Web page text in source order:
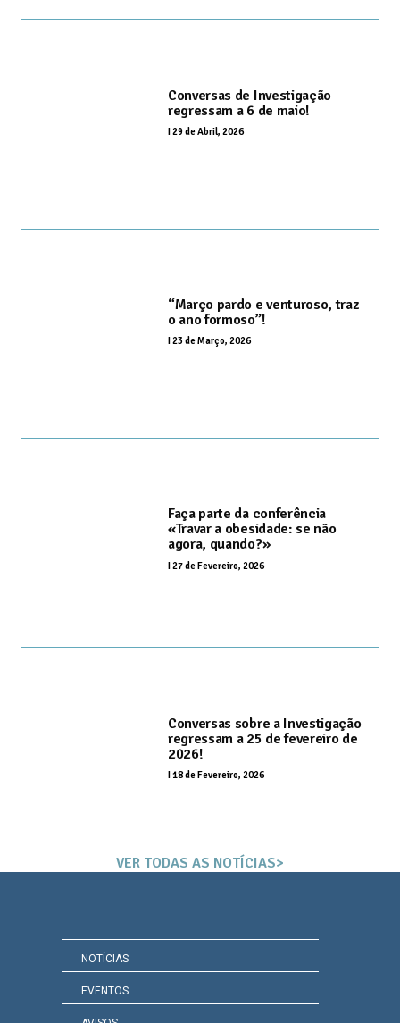
Conversas de Investigação
regressam a 6 de maio!
I29 de Abril, 2026
“Março pardo e venturoso, traz
o ano formoso”!
23 de Março, 2026
Faça parte da conferência
«Travar a obesidade: se não
agora, quando?»
I27 de Fevereiro, 2026
Conversas sobre a Investigação
regressam a 25 de fevereiro de
2026!
I18 de Fevereiro, 2026
VER TODAS AS NOTÍCIAS>
NOTÍCIAS
EVENTOS